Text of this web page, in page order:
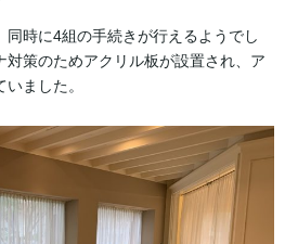
同時に4組の手続きが行えるようでし
対策のためアクリル板が設置され、ア
ました。